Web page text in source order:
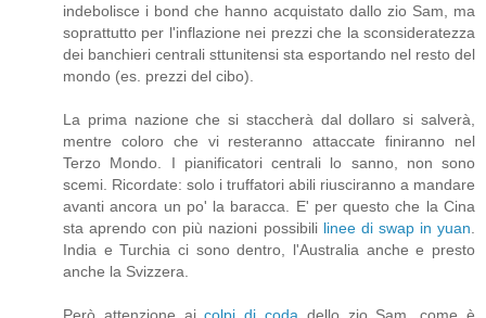
indebolisce i bond che hanno acquistato dallo zio Sam, ma
soprattutto per l'inflazione nei prezzi che la sconsideratezza
dei banchieri centrali sttunitensi sta esportando nel resto del
mondo (es. prezzi del cibo).
La prima nazione che si staccherà dal dollaro si salverà,
mentre coloro che vi resteranno attaccate finiranno nel
Terzo Mondo. I pianificatori centrali lo sanno, non sono
scemi. Ricordate: solo i truffatori abili riusciranno a mandare
avanti ancora un po' la baracca. E' per questo che la Cina
sta aprendo con più nazioni possibili linee di swap in yuan
India e Turchia ci sono dentro, l'Australia anche e presto
anche la Svizzera.
Però attenzione aicolpi di coda dello zio Sam, come è